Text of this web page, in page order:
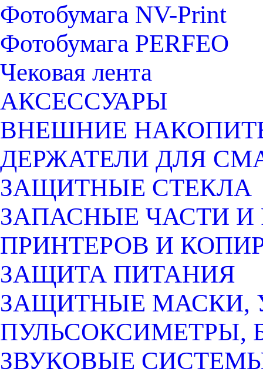
Фотобумага NV-Print
Фотобумага PERFEO
Чековая лента
АКСЕССУАРЫ
ВНЕШНИЕ
ДЕРЖАТЕЛИ ДЛЯ
ЗАЩИТНЫЕ СТЕКЛА
ЗАПАСНЫЕ ЧАСТИ
ПРИНТЕРОВ И
ЗАЩИТА ПИТАНИЯ
ЗАЩИТНЫЕ МАСКИ,
ПУЛЬСОКСИМЕТРЫ,
ЗВУКОВЫЕ